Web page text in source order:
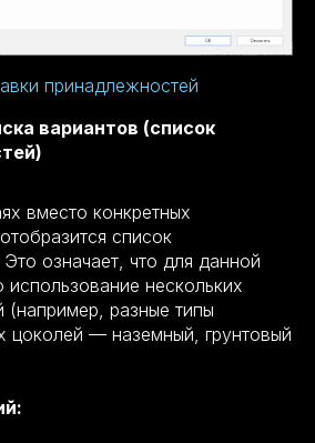
принадлежностей
вариантов (список
вместо конкретных
список
означает, что для данной
нескольких
(например, разные типы
цоколей — наземный, грунтовый